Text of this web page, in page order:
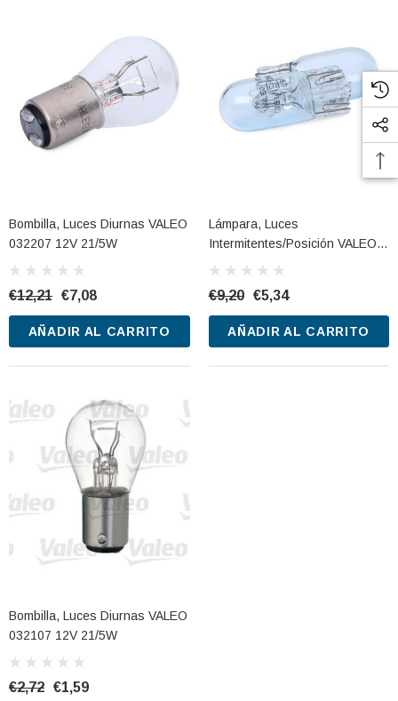
Bombilla, Luces Diurnas VALEO
032207 12V 21/5W
€12,21 €7,08
AÑADIR AL CARRITO
Lámpara, Luces
Intermitentes/posición VALEO
€9,20 €5,34
AÑADIR AL CARRITO
Bombilla, Luces Diurnas VALEO
032107 12V 21/5W
€2,72 €1,59